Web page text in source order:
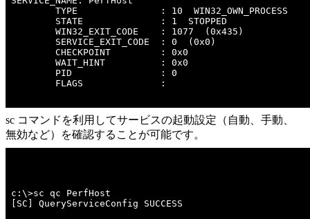
        TYPE               : 10  WIN32_OWN_PROCESS
        STATE              : 1  STOPPED
        WIN32_EXIT_CODE    : 1077  (0x435)
        SERVICE_EXIT_CODE  : 0  (0x0)
        CHECKPOINT         : 0x0
        WAIT_HINT          : 0x0
        PID                : 0
        FLAGS              :
sc コマンドを利用してサービスの起動設定（自動、手動、
無効など）を確認することが可能です。
c:\>sc qc PerfHost
[SC] QueryServiceConfig SUCCESS